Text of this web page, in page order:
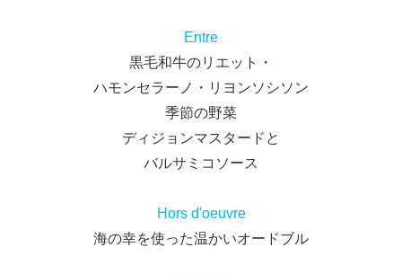
Entre
黒毛和牛のリエット・
ハモンセラーノ・リヨンソシソン
季節の野菜
ディジョンマスタードと
バルサミコソース
Hors d'oeuvre
海の幸を使った温かいオードブル